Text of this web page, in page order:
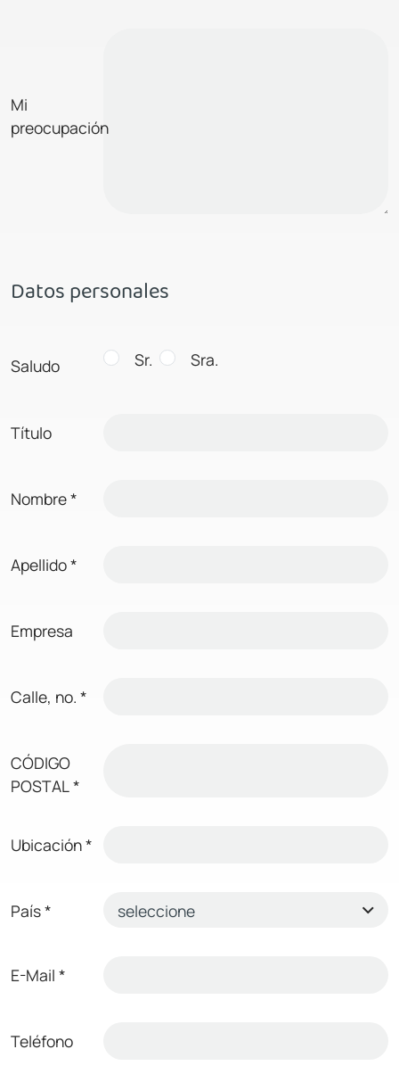
Mi
preocupación
Datos personales
Saludo Sr. Sra.
Título
Nombre*
Apellido*
Empresa
Calle, no. *
CÓDIGO
POSTAL*
Ubicación*
País*
E-Mail *
Teléfono